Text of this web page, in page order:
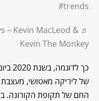
#trends
– Kevin MacLeod &
Kevin The Monkey
כך לדוגמה, בשנת 2020 ביום בהיר אחד נהפכה
של ליריקה מאטושי,
החם של תקופת הקורונה.